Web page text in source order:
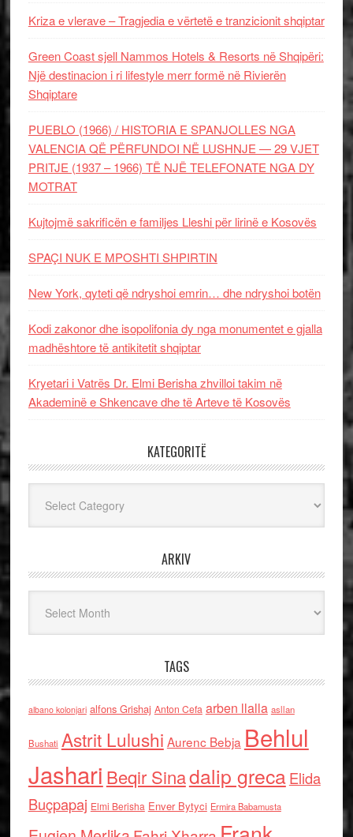
Kriza e vlerave – Tragjedia e vërtetë e tranzicionit shqiptar
Green Coast sjell Nammos Hotels & Resorts në Shqipëri:
Një destinacion i ri lifestyle merr formë në Rivierën
Shqiptare
PUEBLO (1966) / HISTORIA E SPANJOLLES NGA
VALENCIA QË PËRFUNDOI NË LUSHNJE — 29 VJET
PRITJE (1937 – 1966) TË NJË TELEFONATE NGA DY
MOTRAT
Kujtojmë sakrificën e familjes Lleshi për lirinë e Kosovës
SPAÇI NUK E MPOSHTI SHPIRTIN
New York, qyteti që ndryshoi emrin… dhe ndryshoi botën
Kodi zakonor dhe isopolifonia dy nga monumentet e gjalla
madhështore të antikitetit shqiptar
Kryetari i Vatrës Dr. Elmi Berisha zhvilloi takim në
Akademinë e Shkencave dhe të Arteve të Kosovës
KATEGORITË
ARKIV
TAGS
albano kolonjari alfons Grishaj Anton Cefa arben llalla asllan
Bushati Astrit Lulushi Aurenc Bebja Behlul
Jashari Beqir Sinadalip grecaElida
Buçpapaj Elmi Berisha Enver Bytyci Ermira Babamusta